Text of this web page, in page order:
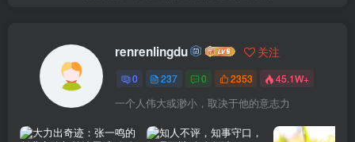
renrenlingdu 关注
0 237 0 2353 45.1W+
一个人伟大或渺小，取决于他的意志力